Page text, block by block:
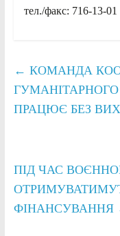
тел./факс: 716-13-01
← КОМАНДА
ПРАЦЮЄ БЕЗ
ПІД ЧАС
ФІНАНСУВАННЯ